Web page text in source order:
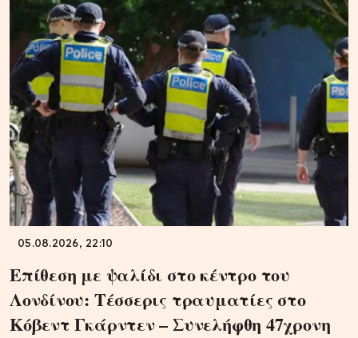
05.08.2026, 22:10
Επίθεση με ψαλίδι στο κέντρο του
Λονδίνου: Τέσσερις τραυματίες στο
Κόβεντ Γκάρντεν – Συνελήφθη 47χρονη